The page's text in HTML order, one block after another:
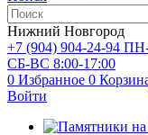
Нижний Новгород
+7 (904) 904-24-94 ПН-
СБ-ВС 8:00-17:00
0 Избранное 0
Войти